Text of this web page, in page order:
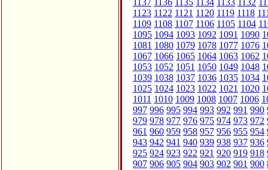
1137 1136 1135 1134 1133 1132
1123 1122 1121 1120 1119 1118
1109 1108 1107 1106 1105 1104
1095 1094 1093 1092 1091 1090
1081 1080 1079 1078 1077 1076
1067 1066 1065 1064 1063 1062
1053 1052 1051 1050 1049 1048
1039 1038 1037 1036 1035 1034
1025 1024 1023 1022 1021 1020
1011 1010 1009 1008 1007 1006
997 996 995 994 993 992 991 990
979 978 977 976 975 974 973 972
961 960 959 958 957 956 955 954
943 942 941 940 939 938 937 936
925 924 923 922 921 920 919 918
907 906 905 904 903 902 901 900